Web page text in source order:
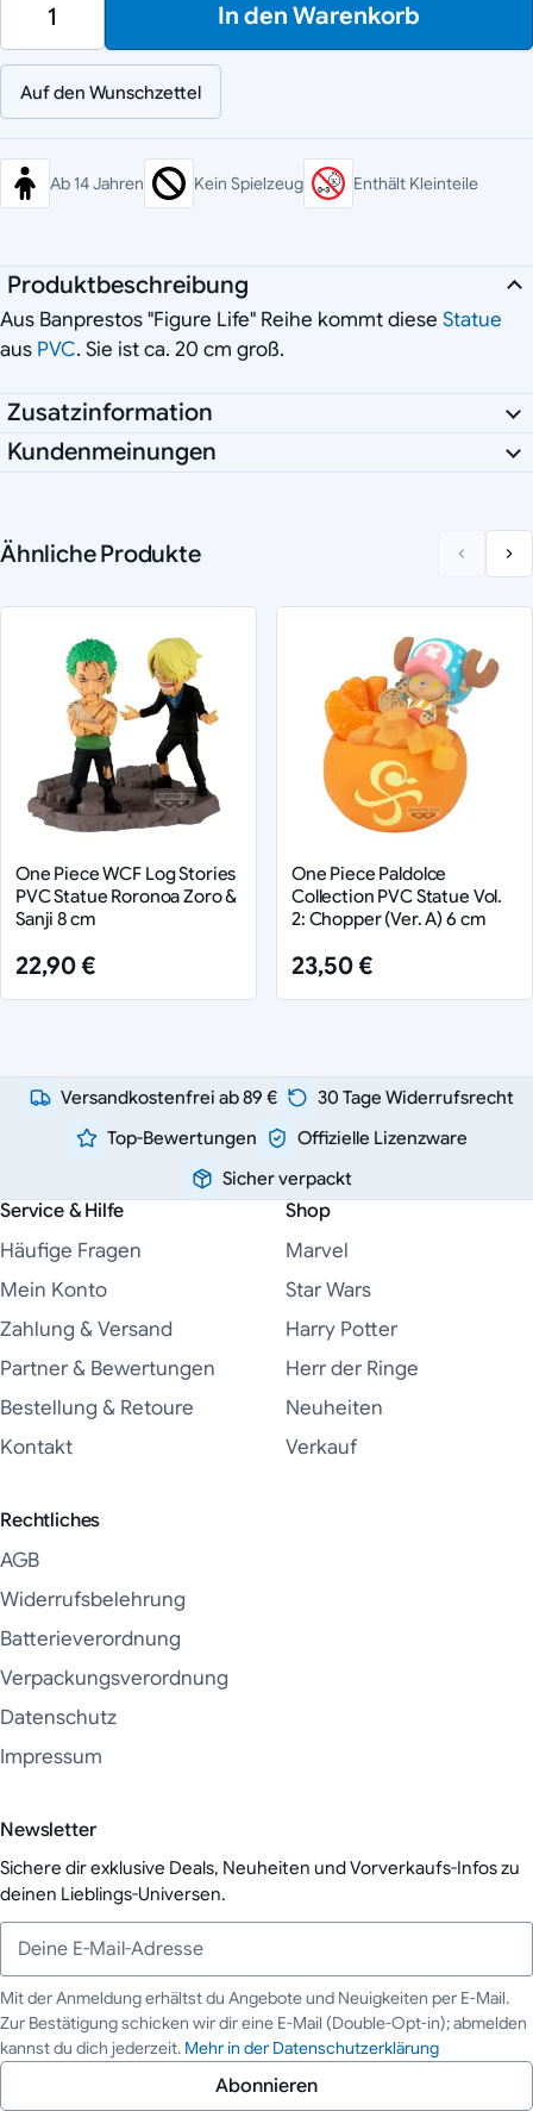
In den Warenkorb
Auf den Wunschzettel
Ab 14 Jahren Kein Spielzeug Enthält Kleinteile
Produktbeschreibung
Aus Banprestos "Figure Life" Reihe kommt diese Statue
aus PVC. Sie ist ca. 20 cm groß.
Zusatzinformation
Kundenmeinungen
Ähnliche Produkte
One Piece WCF Log Stories
PVC Statue Roronoa Zoro &
Sanji 8 cm
22,90 €
One Piece Paldolce
Collection PVC Statue Vol.
2: Chopper (Ver. A) 6 cm
23,50 €
Versandkostenfrei ab 89 €
30 Tage Widerrufsrecht
Top-Bewertungen
Offizielle Lizenzware
Sicher verpackt
Service & Hilfe
Häufige Fragen
Mein Konto
Zahlung & Versand
Partner & Bewertungen
Bestellung & Retoure
Kontakt
Shop
Marvel
Star Wars
Harry Potter
Herr der Ringe
Neuheiten
Verkauf
Rechtliches
AGB
Widerrufsbelehrung
Batterieverordnung
Verpackungsverordnung
Datenschutz
Impressum
Newsletter
Sichere dir exklusive Deals, Neuheiten und Vorverkaufs-Infos zu
deinen Lieblings-Universen.
Deine E-Mail-Adresse
Mit der Anmeldung erhältst du Angebote und Neuigkeiten per E-Mail.
Zur Bestätigung schicken wir dir eine E-Mail (Double-Opt-in); abmelden
kannst du dich jederzeit. Mehr in der Datenschutzerklärung
Abonnieren